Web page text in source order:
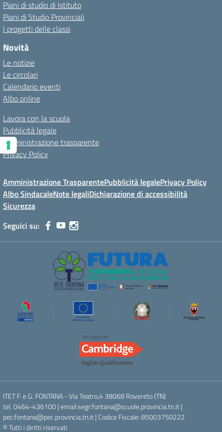
Piani di studio di Istituto
Piani di Studio Provinciali
I progetti delle classi
Novità
Le notizie
Le circolari
Calendario eventi
Albo online
Lavora con la scuola
Pubblicità legale
Amministrazione trasparente
Privacy Policy
Amministrazione TrasparentePubblicità legalePrivacy Policy
Albo SindacaleNote legaliDichiarazione di accessibilità
Sicurezza
Seguici su:
ITET F. e G. FONTANA - Via Teatro,4 38068 Rovereto (TN)
tel. 0464-436100 | email:segr.fontana@scuole.provincia.tn.it |
pec:fontana@pec.provincia.tn.it | Codice Fiscale: 85003750222
© Tutti i diritti riservati